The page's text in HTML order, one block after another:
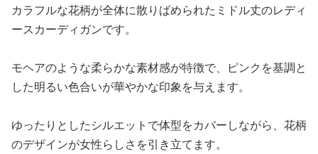
カラフルな花柄が全体に散りばめられたミドル丈のレディ
ースカーディガンです。
モヘアのような柔らかな素材感が特徴で、ピンクを基調と
した明るい色合いが華やかな印象を与えます。
ゆったりとしたシルエットで体型をカバーしながら、花柄
のデザインが女性らしさを引き立てます。